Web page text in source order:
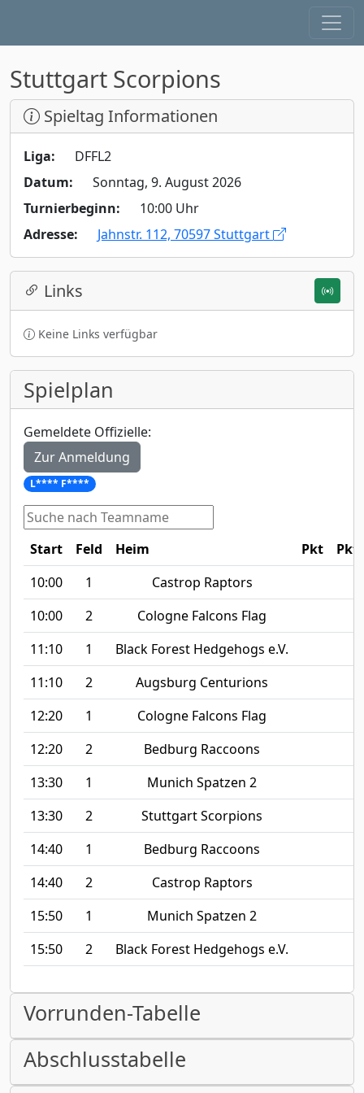
Stuttgart Scorpions
Spieltag Informationen
Liga:
DFFL2
Datum:
Sonntag, 9. August 2026
Turnierbeginn:
10:00 Uhr
Adresse:
Jahnstr. 112, 70597 Stuttgart
Links
Keine Links verfügbar
Spielplan
Gemeldete Offizielle:
Zur Anmeldung
L**** F****
Start Feld Heim Pkt
Pkt
10:00
1
Castrop Raptors
10:00
2
Cologne Falcons Flag
11:10
1
Black Forest Hedgehogs e.V.
11:10
2
Augsburg Centurions
12:20
1
Cologne Falcons Flag
12:20
2
Bedburg Raccoons
13:30
1
Munich Spatzen 2
13:30
2
Stuttgart Scorpions
14:40
1
Bedburg Raccoons
14:40
2
Castrop Raptors
15:50
1
Munich Spatzen 2
15:50
2 Black Forest Hedgehogs e.V.
Vorrunden-Tabelle
Abschlusstabelle